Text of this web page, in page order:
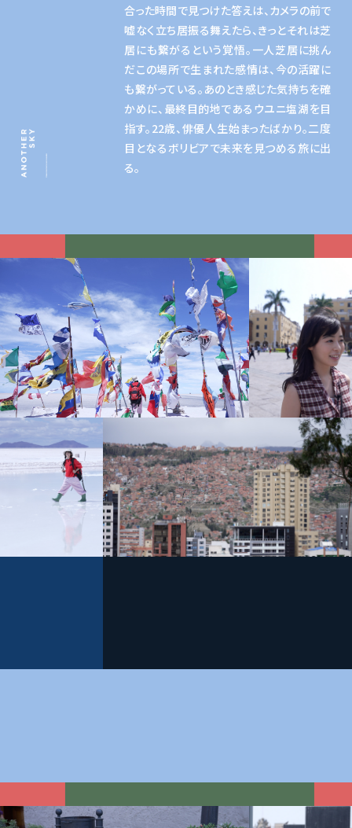
合った時間で見つけた答えは、カメラの前で
嘘なく立ち居振る舞えたら、きっとそれは芝
居にも繋がるという覚悟。一人芝居に挑ん
だこの場所で生まれた感情は、今の活躍に
も繋がっている。あのとき感じた気持ちを確
かめに、最終目的地であるウユニ塩湖を目
指す。22歳、俳優人生始まったばかり。二度
目となるボリビアで未来を見つめる旅に出
る。